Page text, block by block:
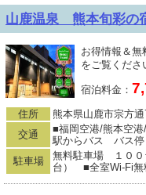
山鹿温泉 熊本旬彩の
お得情報＆無
をご覧くださ
宿泊料金：
住所
熊本県山鹿市宗方
交通
■福岡空港/熊本空
駅からバス バス停
駐車場
無料駐車場 １０
台） ■全室Wi-Fi無